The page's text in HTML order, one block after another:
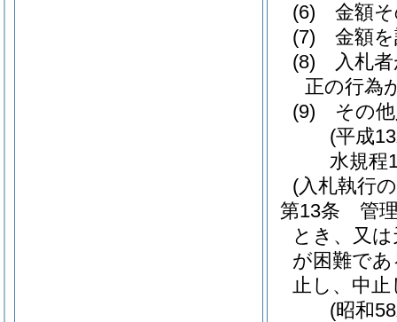
(6)
金額
(7)
金額
(8)
入札
正の行為
(9)
その
(平成
水規程
(入札執行
第13条
管
とき、又
が困難で
止し、中
(昭和